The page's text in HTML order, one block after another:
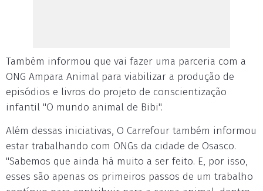
Também informou que vai fazer uma parceria com a
ONG Ampara Animal para viabilizar a produção de
episódios e livros do projeto de conscientização
infantil "O mundo animal de Bibi".
Além dessas iniciativas, O Carrefour também informou
estar trabalhando com ONGs da cidade de Osasco.
"Sabemos que ainda há muito a ser feito. E, por isso,
esses são apenas os primeiros passos de um trabalho